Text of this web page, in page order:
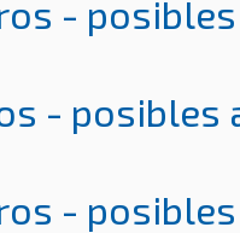
-
- posibles
-